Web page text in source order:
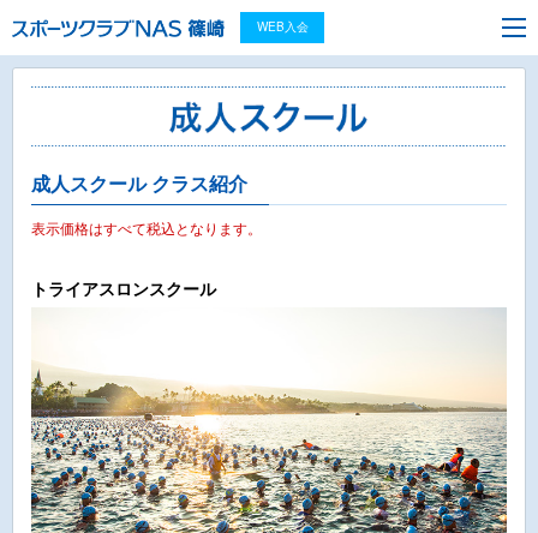
WEB入会
成人スクール クラス紹介
表示価格はすべて税込となります。
トライアスロンスクール